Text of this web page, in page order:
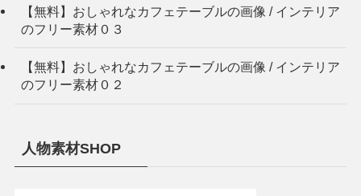
【無料】おしゃれなカフェテーブルの画像 / インテリア
のフリー素材０３
【無料】おしゃれなカフェテーブルの画像 / インテリア
のフリー素材０２
人物素材SHOP